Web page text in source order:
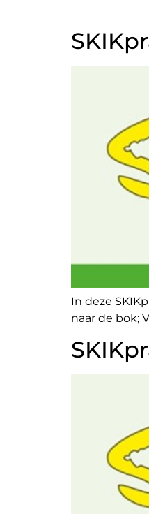
In deze
naar de bok;